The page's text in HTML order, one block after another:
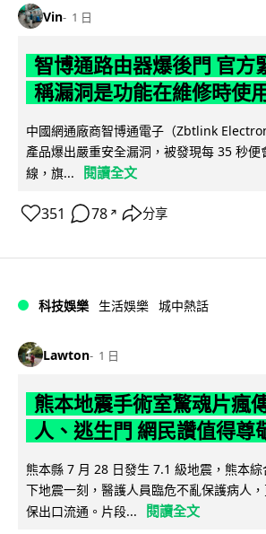
Vin 1 日
智博通路由器爆後門 官方
稱漏洞是功能在維修時使用
中國網通廠商智博通電子（Zbtlink
產品爆出嚴重安全漏洞，被發現每 35 秒便
線，旗...
閱讀全文
351 78 ↗ 分享
科技娛樂 生活娛樂 城中熱話
Lawton 1 日
熊本地震手術室驚魂片瘋
人、逃生門 網民讚值得尊
熊本縣 7 月 28 日發生 7.1 級地震，熊本
下地震一刻，醫護人員臨危不亂保護病人
保出口流通。片段...
閱讀全文